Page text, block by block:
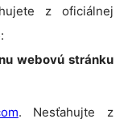
z oficiálnej
webovú stránku
. Nesťahujte z